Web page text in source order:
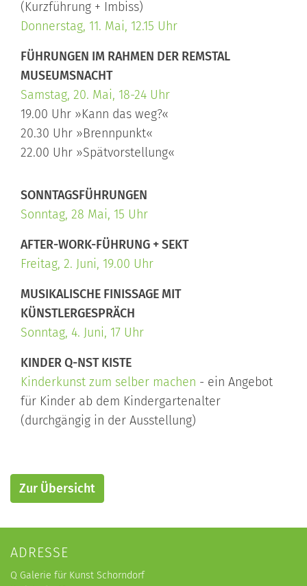
(Kurzführung + Imbiss)
Donnerstag, 11. Mai, 12.15 Uhr
FÜHRUNGEN IM RAHMEN DER REMSTAL
MUSEUMSNACHT
Samstag, 20. Mai, 18-24 Uhr
19.00 Uhr »Kann das weg?«
20.30 Uhr »Brennpunkt«
22.00 Uhr »Spätvorstellung«
SONNTAGSFÜHRUNGEN
Sonntag, 28 Mai, 15 Uhr
AFTER-WORK-FÜHRUNG + SEKT
Freitag, 2. Juni, 19.00 Uhr
MUSIKALISCHE FINISSAGE MIT
KÜNSTLERGESPRÄCH
Sonntag, 4. Juni, 17 Uhr
KINDER Q-NST KISTE
Kinderkunst zum selber machen - ein Angebot
für Kinder ab dem Kindergartenalter
(durchgängig in der Ausstellung)
Zur Übersicht
ADRESSE
Q Galerie für Kunst Schorndorf